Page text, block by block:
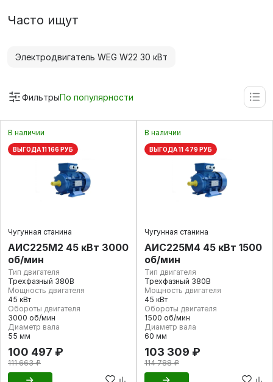
Часто ищут
Электродвигатель WEG W22 30 кВт
ФильтрыПо популярности
В наличии
ВЫГОДА 11 166 РУБ
Чугунная станина
АИС225М2 45 кВт 3000
об/мин
Тип двигателя
Трехфазный 380В
Мощность двигателя
45 кВт
Обороты двигателя
3000 об/мин
Диаметр вала
55 мм
100 497 ₽
111 663 ₽
В наличии
ВЫГОДА 11 479 РУБ
Чугунная станина
АИС225М4 45 кВт 1500
об/мин
Тип двигателя
Трехфазный 380В
Мощность двигателя
45 кВт
Обороты двигателя
1500 об/мин
Диаметр вала
60 мм
103 309 ₽
114 788 ₽